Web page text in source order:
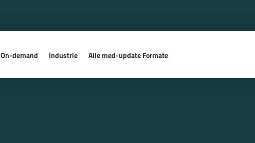
On-demand Industrie Alle med-update Formate